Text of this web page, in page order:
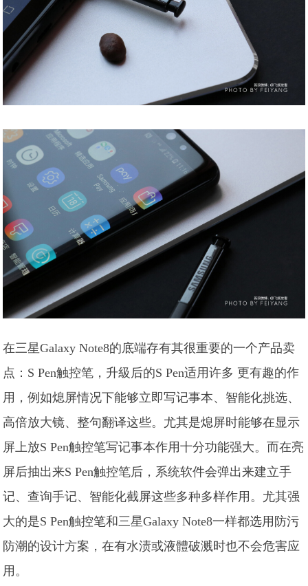
在三星Galaxy Note8的底端存有其很重要的一个产品卖
点：S Pen触控笔，升級后的S Pen适用许多 更有趣的作
用，例如熄屏情况下能够立即写记事本、智能化挑选、
高倍放大镜、整句翻译这些。尤其是熄屏时能够在显示
屏上放S Pen触控笔写记事本作用十分功能强大。而在亮
屏后抽出来S Pen触控笔后，系统软件会弹出来建立手
记、查询手记、智能化截屏这些多种多样作用。尤其强
大的是S Pen触控笔和三星Galaxy Note8一样都选用防污
防潮的设计方案，在有水渍或液體破溅时也不会危害应
用。